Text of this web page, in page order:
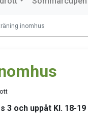
inomhus
och uppåt Kl. 18-19